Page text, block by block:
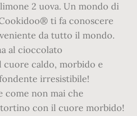
2 uova. Un mondo di
ti fa conoscere
da tutto il mondo.
al cioccolato
cuore caldo, morbido e
irresistibile!
come non mai che
con il cuore morbido!